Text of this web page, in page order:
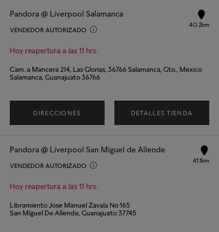
Pandora @ Liverpool Salamanca
VENDEDOR AUTORIZADO
Hoy reapertura a las 11 hrs.
40.2km
Cam. a Mancera 214, Las Glorias, 36766 Salamanca, Gto., Mexico
Salamanca, Guanajuato 36766
DIRECCIONES DETALLES TIENDA
Pandora @ Liverpool San Miguel de Allende
VENDEDOR AUTORIZADO
Hoy reapertura a las 11 hrs.
41.1km
Libramiento Jose Manuel Zavala No 165
San Miguel De Allende, Guanajuato 37745